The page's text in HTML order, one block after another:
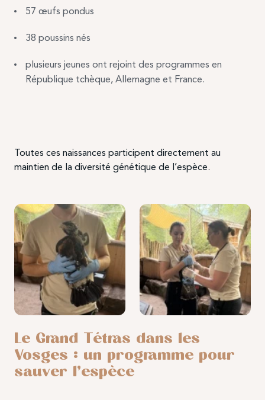
57 œufs pondus
38 poussins nés
plusieurs jeunes ont rejoint des programmes en
République tchèque, Allemagne et France.
Toutes ces naissances participent directement au
maintien de la diversité génétique de l’espèce.
Le Grand Tétras dans les
Vosges : un programme pour
sauver l’espèce